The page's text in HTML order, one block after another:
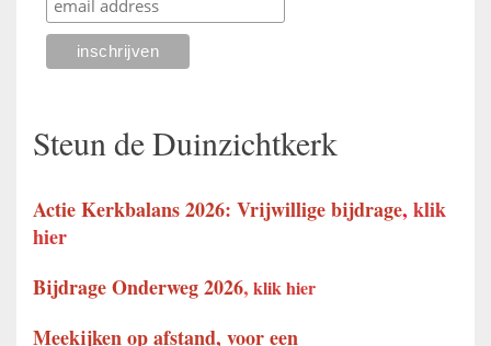
Steun de Duinzichtkerk
Actie Kerkbalans 2026: Vrijwillige bijdrage, klik
hier
Bijdrage Onderweg 2026, klik hier
Meekijken op afstand, voor een